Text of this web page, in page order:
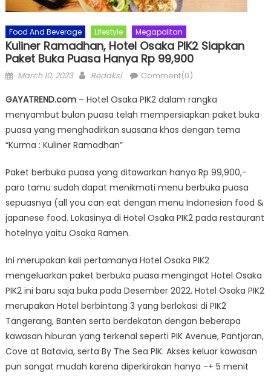
Food And Beverage Lifestyle Megapolitan
Kuliner Ramadhan, Hotel Osaka PIK2 Siapkan
Paket Buka Puasa Hanya Rp 99,900
Posted
March 10, 2023 Author
Redaksi Comment(0)
GAYATREND.com – Hotel Osaka PIK2 dalam rangka
menyambut bulan puasa telah mempersiapkan paket buka
puasa yang menghadirkan suasana khas dengan tema
“Kurma : Kuliner Ramadhan”
Paket berbuka puasa yang ditawarkan hanya Rp 99,900,-
para tamu sudah dapat menikmati menu berbuka puasa
sepuasnya (all you can eat dengan menu Indonesian food &
japanese food. Lokasinya di Hotel Osaka PIK2 pada restaurant
hotelnya yaitu Osaka Ramen.
Ini merupakan kali pertamanya Hotel Osaka PIK2
mengeluarkan paket berbuka puasa mengingat Hotel Osaka
PIK2 ini baru saja buka pada Desember 2022. Hotel Osaka PIK2
merupakan Hotel berbintang 3 yang berlokasi di PIK2
Tangerang, Banten serta berdekatan dengan beberapa
kawasan hiburan yang terkenal seperti PIK Avenue, Pantjoran,
Cove at Batavia, serta By The Sea PIK. Akses keluar kawasan
pun sangat mudah karena diperkirakan hanya -+ 5 menit